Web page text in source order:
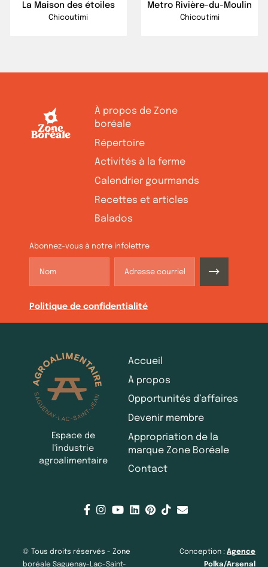
La Maison des étoiles
Chicoutimi
Metro Rivière-du-Moulin
Chicoutimi
À propos de Zone
boréale
Répertoire
Activités à la ferme
Calendrier gourmands
Recettes et articles
Balados
Abonnez-vous à notre infolettre
Politique de confidentialité
Espace de
l'industrie
agroalimentaire
Accueil
À propos
Opportunités d’affaires
Devenir membre
Appropriation de la
marque Zone Boréale
Contact
© Tous droits réservés - Zone
boréale Saguenay-Lac-Saint-
Conception :Agence
Polka/Arsenal